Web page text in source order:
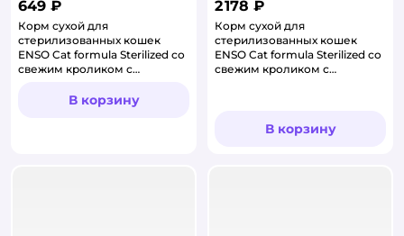
649 ₽
Корм сухой для
стерилизованных кошек
ENSO Cat formula Sterilized со
свежим кроликом с
В корзину
2 178 ₽
Корм сухой для
стерилизованных кошек
ENSO Cat formula Sterilized со
свежим кроликом с
В корзину